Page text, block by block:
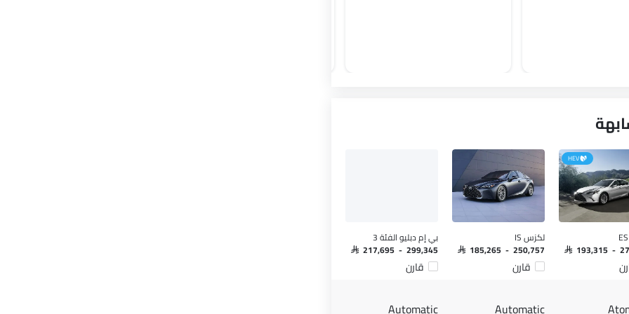
HEV
SAR 193,315 -
لكزس IS
SAR 185,265 - 250,757
قارن
بي إم دبليو الفئة 3
SAR 217,695 - 299,345
قارن
Automatic
Automatic